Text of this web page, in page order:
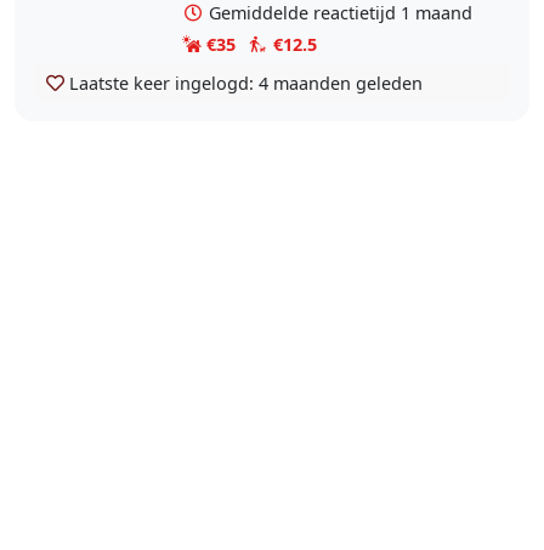
Gemiddelde reactietijd 1 maand
€35
€12.5
Laatste keer ingelogd: 4 maanden geleden